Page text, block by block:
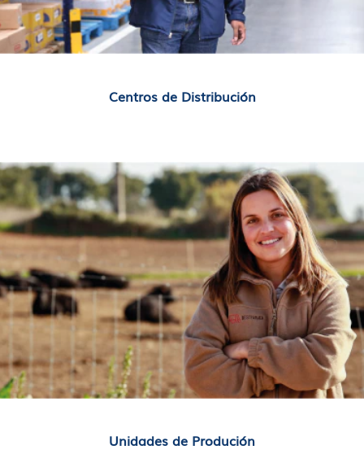
Centros de Distribución
Unidades de Produción